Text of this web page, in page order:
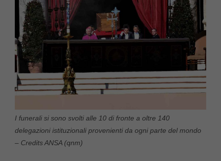
I funerali si sono svolti alle 10 di fronte a oltre 140
delegazioni istituzionali provenienti da ogni parte del mondo
– Credits ANSA (qnm)